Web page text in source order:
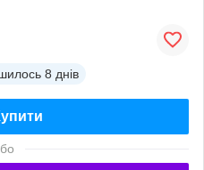
8 днів